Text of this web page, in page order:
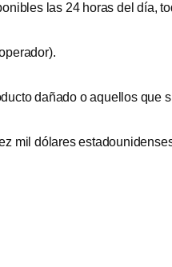
las 24 horas del día,
dañado o aquellos que
mil dólares